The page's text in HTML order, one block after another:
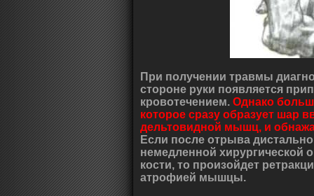
При получении травмы
стороне руки появляется
кровотечением. Однако
которое сразу образует шар
дельтовидной мышц, и
Если после отрыва
немедленной хирургической
кости, то произойдет
атрофией мышцы.